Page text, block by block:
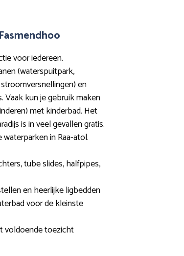
voor iedereen.
(waterspuitpark,
en
Vaak kun je gebruik maken
met kinderbad. Het
is in veel gevallen gratis.
in Raa-atol.
tube slides, halfpipes,
en heerlijke ligbedden
voor de kleinste
voldoende toezicht